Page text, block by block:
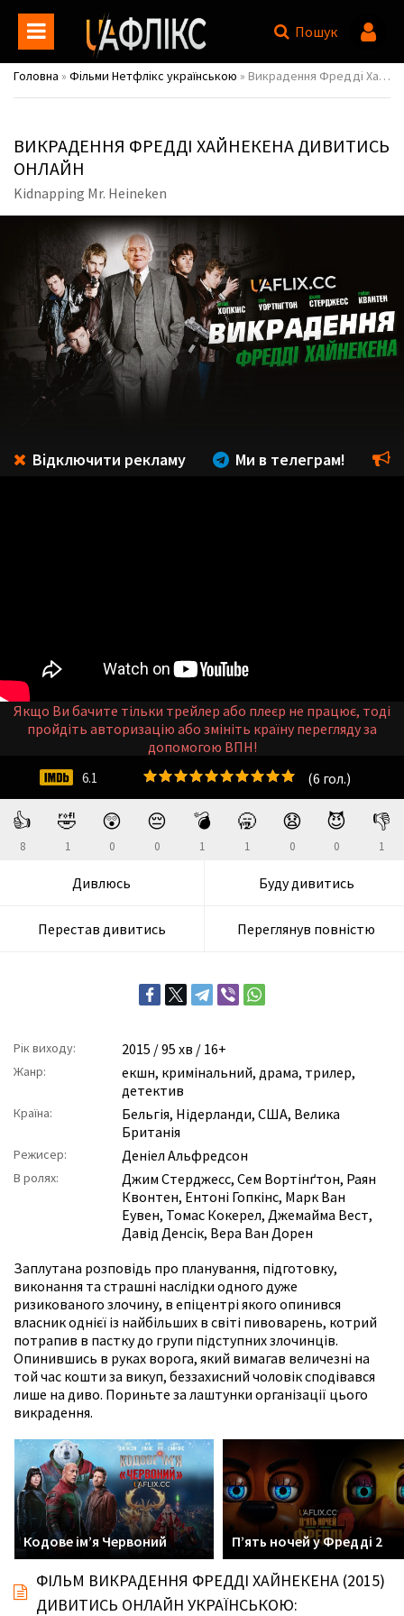
Пошук
Головна » Фільми Нетфлікс українською » Викрадення Фредді Хайнекена / Kidnapping Mr. Heineken
ВИКРАДЕННЯ ФРЕДДІ ХАЙНЕКЕНА ДИВИТИСЬ
ОНЛАЙН
Kidnapping Mr. Heineken
👍
8
🤣
1
😲
0
😔
0
💣
1
🥱
1
😧
0
😈
0
👎
1
Дивлюсь Буду дивитись
Перестав дивитись Переглянув повністю
Рік виходу: 2015 / 95 хв / 16+
Жанр: екшн, кримінальний, драма, трилер,
детектив
Країна:
Бельгія, Нідерланди, США, Велика
Британія
Режисер: Деніел Альфредсон
В ролях: Джим Стерджесс, Сем Вортінґтон, Раян
Квонтен, Ентоні Гопкінс, Марк Ван
Еувен, Томас Кокерел, Джемайма Вест,
Давід Денсік, Вера Ван Дорен
Заплутана розповідь про планування, підготовку,
виконання та страшні наслідки одного дуже
ризикованого злочину, в епіцентрі якого опинився
власник однієї із найбільших в світі пивоварень, котрий
потрапив в пастку до групи підступних злочинців.
Опинившись в руках ворога, який вимагав величезні на
той час кошти за викуп, беззахисний чоловік сподівався
лише на диво. Пориньте за лаштунки організації цього
викрадення.
(6 гол.)
6.1
Відключити рекламу Ми в телеграм!
Якщо Ви бачите тільки трейлер або плеєр не працює, тоді
пройдіть авторизацію або змініть країну перегляду за
допомогою ВПН!
Кодове ім’я Червоний Пʼять ночей у Фредді 2
ФІЛЬМ ВИКРАДЕННЯ ФРЕДДІ ХАЙНЕКЕНА (2015)
ДИВИТИСЬ ОНЛАЙН УКРАЇНСЬКОЮ: